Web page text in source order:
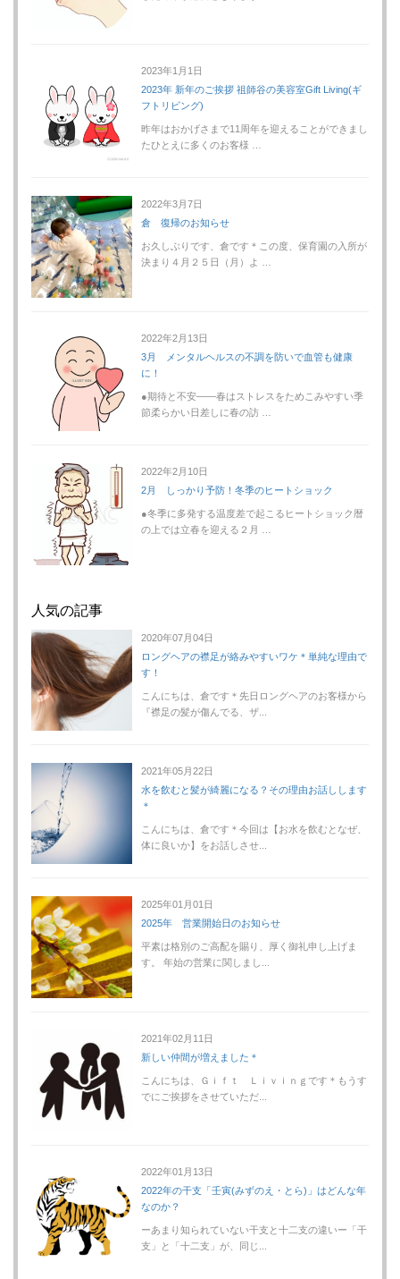
2023年1月1日
2023年 新年のご挨拶 祖師谷の美容室Gift Living(ギ
フトリビング)
昨年はおかげさまで11周年を迎えることができまし
たひとえに多くのお客様 …
2022年3月7日
倉 復帰のお知らせ
お久しぶりです、倉です＊この度、保育園の入所が
決まり４月２５日（月）よ …
2022年2月13日
3月 メンタルヘルスの不調を防いで血管も健康
に！
●期待と不安――春はストレスをためこみやすい季
節柔らかい日差しに春の訪 …
2022年2月10日
2月 しっかり予防！冬季のヒートショック
●冬季に多発する温度差で起こるヒートショック暦
の上では立春を迎える２月 …
人気の記事
2020年07月04日
ロングヘアの襟足が絡みやすいワケ＊単純な理由で
す！
こんにちは、倉です＊先日ロングヘアのお客様から
『襟足の髪が傷んでる、ザ...
2021年05月22日
水を飲むと髪が綺麗になる？その理由お話しします
＊
こんにちは、倉です＊今回は【お水を飲むとなぜ、
体に良いか】をお話しさせ...
2025年01月01日
2025年 営業開始日のお知らせ
平素は格別のご高配を賜り、厚く御礼申し上げま
す。 年始の営業に関しまし...
2021年02月11日
新しい仲間が増えました＊
こんにちは、Ｇｉｆｔ Ｌｉｖｉｎｇです＊もうす
でにご挨拶をさせていただ...
2022年01月13日
2022年の干支「壬寅(みずのえ・とら)」はどんな年
なのか？
ーあまり知られていない干支と十二支の違いー「干
支」と「十二支」が、同じ...